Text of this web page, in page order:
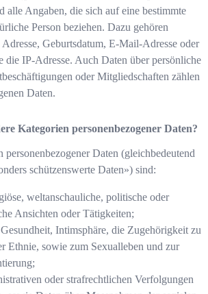
alle Angaben, die sich auf eine bestimmte
Person beziehen. Dazu gehören
Geburtsdatum, E-Mail-Adresse oder
die IP-Adresse. Auch Daten über persönliche
oder Mitgliedschaften zählen
Daten.
Kategorien personenbezogener Daten?
personenbezogener Daten (gleichbedeutend
schützenswerte Daten») sind:
weltanschauliche, politische oder
Ansichten oder Tätigkeiten;
Intimsphäre, die Zugehörigkeit zu
Ethnie, sowie zum Sexualleben und zur
oder strafrechtlichen Verfolgungen